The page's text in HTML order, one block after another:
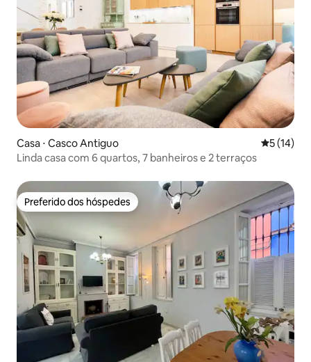
Casa ⋅ Casco Antiguo 5 de uma
5 (14)
Linda casa com 6 quartos, 7 banheiros e 2 terraços
Preferido dos hóspedes
Preferido dos hóspedes